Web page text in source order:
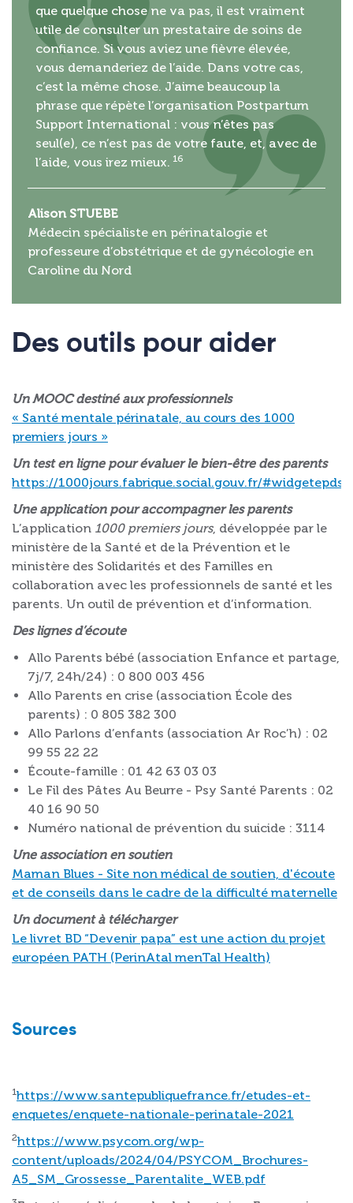
que quelque chose ne va pas, il est vraiment
utile de consulter un prestataire de soins de
confiance. Si vous aviez une fièvre élevée,
vous demanderiez de l’aide. Dans votre cas,
c’est la même chose. J’aime beaucoup la
phrase que répète l’organisation Postpartum
Support International : vous n’êtes pas
seul(e), ce n’est pas de votre faute, et, avec de
l’aide, vous irez mieux. 16
Alison STUEBE
Médecin spécialiste en périnatalogie et
professeure d’obstétrique et de gynécologie en
Caroline du Nord
Des outils pour aider
Un MOOC destiné aux professionnels
« Santé mentale périnatale, au cours des 1000
premiers jours »
Un test en ligne pour évaluer le bien-être des parents
https://1000jours.fabrique.social.gouv.fr/#widgetepds
Une application pour accompagner les parents
L’application 1000 premiers jours, développée par le
ministère de la Santé et de la Prévention et le
ministère des Solidarités et des Familles en
collaboration avec les professionnels de santé et les
parents. Un outil de prévention et d’information.
Des lignes d’écoute
Allo Parents bébé (association Enfance et partage,
7j/7, 24h/24) : 0 800 003 456
Allo Parents en crise (association École des
parents) : 0 805 382 300
Allo Parlons d’enfants (association Ar Roc’h) : 02
99 55 22 22
Écoute-famille : 01 42 63 03 03
Le Fil des Pâtes Au Beurre - Psy Santé Parents : 02
40 16 90 50
Numéro national de prévention du suicide : 3114
Une association en soutien
Maman Blues - Site non médical de soutien, d'écoute
et de conseils dans le cadre de la difficulté maternelle
Un document à télécharger
Le livret BD “Devenir papa” est une action du projet
européen PATH (PerinAtal menTal Health)
Sources
1https://www.santepubliquefrance.fr/etudes-et-
enquetes/enquete-nationale-perinatale-2021
2https://www.psycom.org/wp-
content/uploads/2024/04/PSYCOM_Brochures-
A5_SM_Grossesse_Parentalite_WEB.pdf